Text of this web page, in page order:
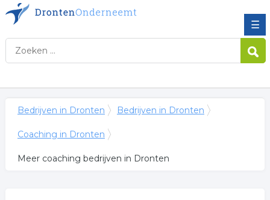
☰
Bedrijven in Dronten Bedrijven in Dronten
Coaching in Dronten
Meer coaching bedrijven in Dronten